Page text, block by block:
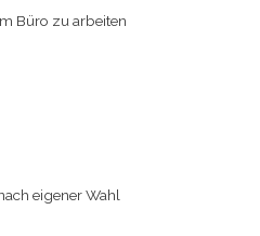
Büro zu arbeiten
eigener Wahl